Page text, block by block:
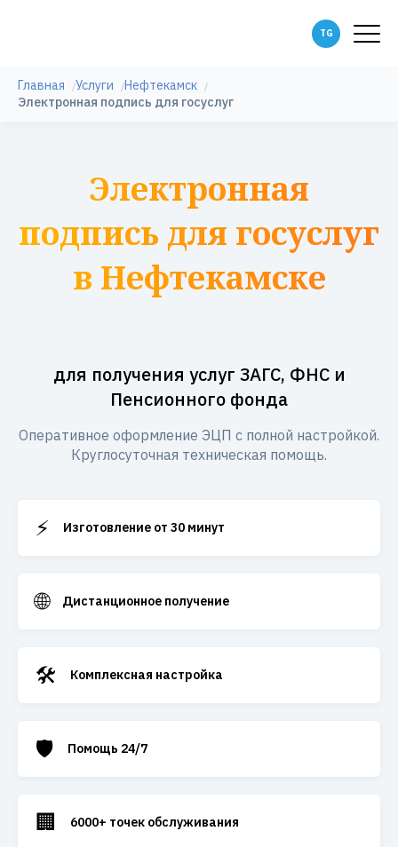
Главная Услуги
Нефтекамск
Электронная подпись для госуслуг
Электронная
подпись для госуслуг
в Нефтекамске
для получения услуг ЗАГС, ФНС и
Пенсионного фонда
Оперативное оформление ЭЦП с полной настройкой.
Круглосуточная техническая помощь.
⚡ Изготовление от 30 минут
🌐 Дистанционное получение
🛠️ Комплексная настройка
🛡️ Помощь 24/7
🏢 6000+ точек обслуживания